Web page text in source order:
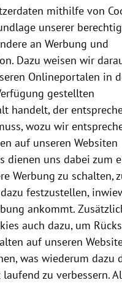
mithilfe von
unserer
an Werbung und
Dazu weisen wir
Onlineportalen in
gestellten
handelt, der
wozu wir
auf unseren Websiten
dienen uns dabei zum
Werbung zu schalten,
festzustellen,
ankommt.
auch dazu, um
auf unseren
was wiederum dazu
zu verbessern.